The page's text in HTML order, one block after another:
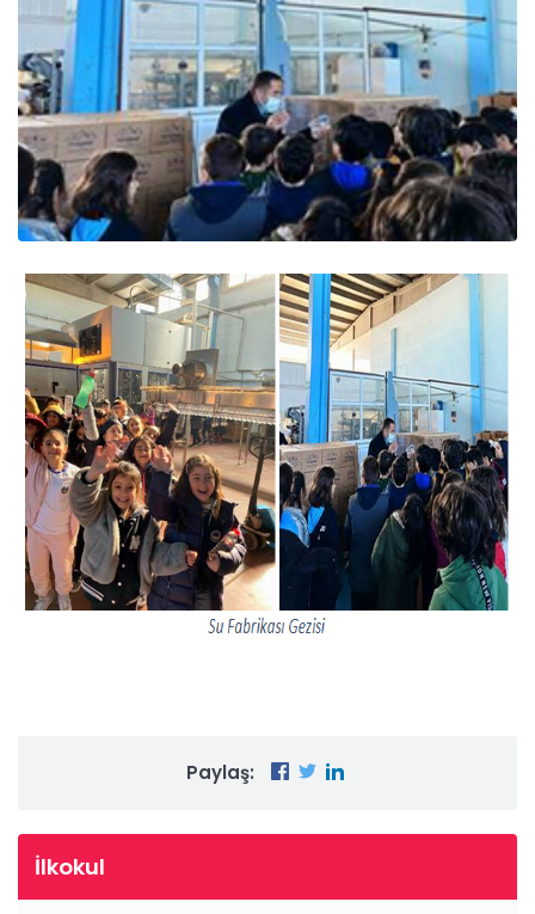
9 - Van'dayız!... Van Gezimiz... (YENİ)
10 - İl Şampiyonuyuz...???????????? (YENİ)
1 - 1 MART 2026 BURSLULUK 7. SINIF CEVAP ANAHTARLARI... (YENİ)
İlkokul
Paylaş: